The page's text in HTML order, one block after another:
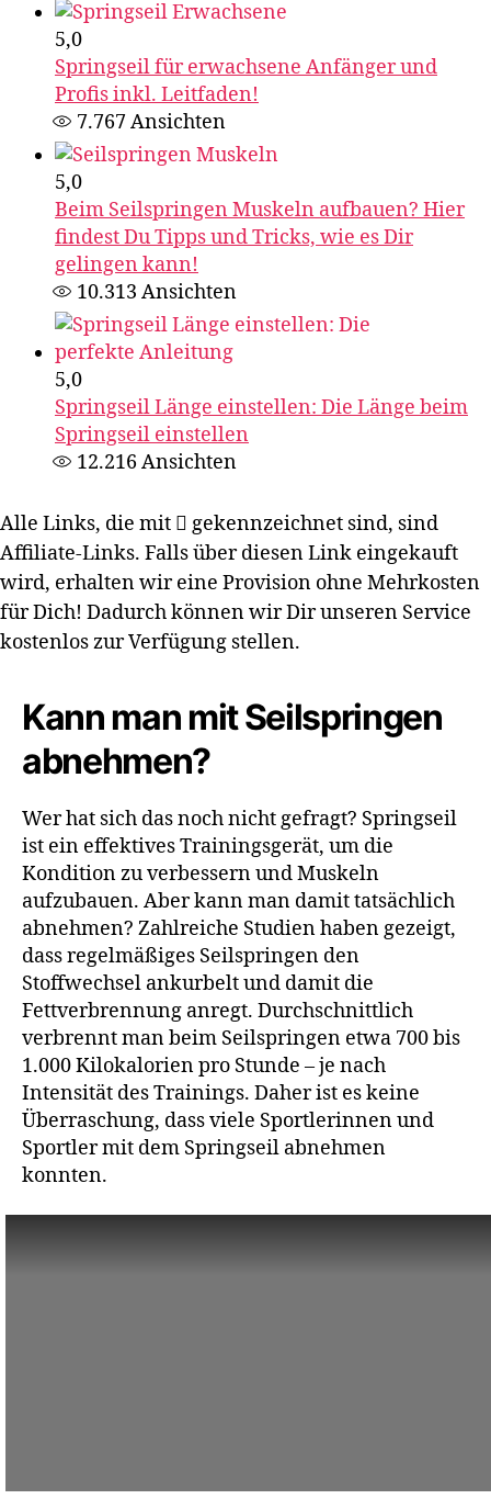
5,0
Springseil für erwachsene Anfänger und
Profis inkl. Leitfaden!
7.767Ansichten
5,0
Beim Seilspringen Muskeln aufbauen? Hier
findest Du Tipps und Tricks, wie es Dir
gelingen kann!
10.313 Ansichten
5,0
Springseil Länge einstellen: Die Länge beim
Springseil einstellen​
12.216Ansichten
Alle Links, die mit
gekennzeichnet sind, sind
Affiliate-Links. Falls über diesen Link eingekauft
wird, erhalten wir eine Provision ohne Mehrkosten
für Dich! Dadurch können wir Dir unseren Service
kostenlos zur Verfügung stellen.
Kann man mit Seilspringen
abnehmen?
Wer hat sich das noch nicht gefragt? Springseil
ist ein effektives Trainingsgerät, um die
Kondition zu verbessern und Muskeln
aufzubauen. Aber kann man damit tatsächlich
abnehmen? Zahlreiche Studien haben gezeigt,
dass regelmäßiges Seilspringen den
Stoffwechsel ankurbelt und damit die
Fettverbrennung anregt. Durchschnittlich
verbrennt man beim Seilspringen etwa 700 bis
1.000 Kilokalorien pro Stunde – je nach
Intensität des Trainings. Daher ist es keine
Überraschung, dass viele Sportlerinnen und
Sportler mit dem Springseil abnehmen
konnten.